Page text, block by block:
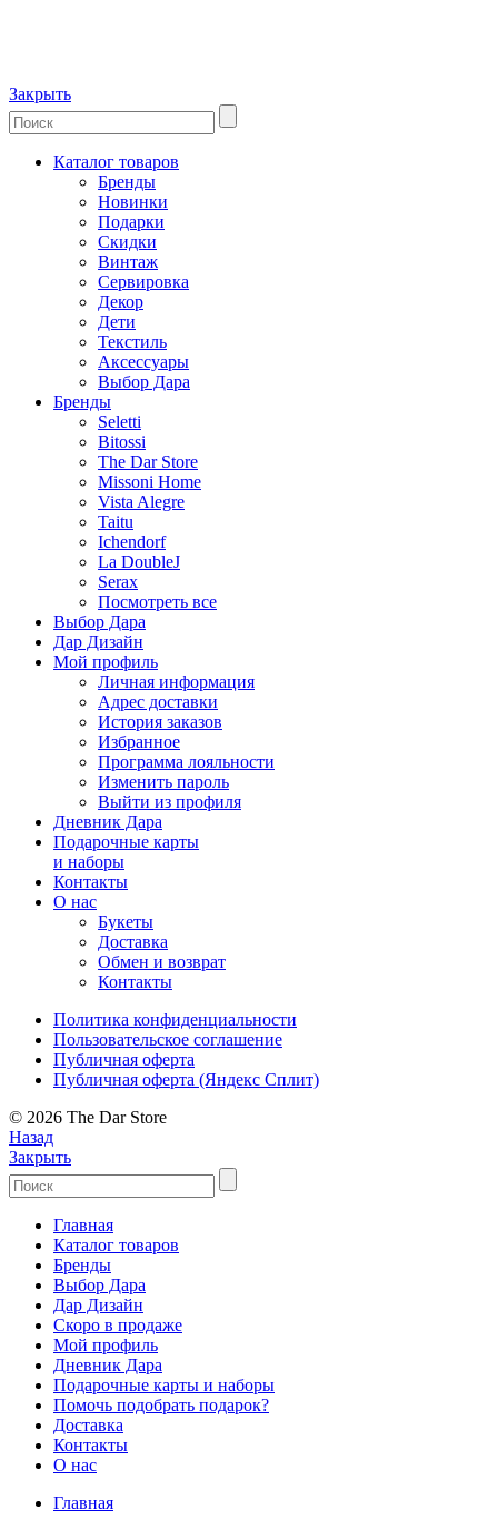
Закрыть
Каталог товаров
Бренды
Новинки
Подарки
Скидки
Винтаж
Сервировка
Декор
Дети
Текстиль
Аксессуары
Выбор Дара
Бренды
Seletti
Bitossi
The Dar Store
Missoni Home
Vista Alegre
Taitu
Ichendorf
La DoubleJ
Serax
Посмотреть все
Выбор Дара
Дар Дизайн
Мой профиль
Личная информация
Адрес доставки
История заказов
Избранное
Программа лояльности
Изменить пароль
Выйти из профиля
Дневник Дара
Подарочные карты
и наборы
Контакты
О нас
Букеты
Доставка
Обмен и возврат
Контакты
Политика конфиденциальности
Пользовательское соглашение
Публичная оферта
Публичная оферта (Яндекс Сплит)
© 2026 The Dar Store
Назад
Закрыть
Главная
Каталог товаров
Бренды
Выбор Дара
Дар Дизайн
Скоро в продаже
Мой профиль
Дневник Дара
Подарочные карты и наборы
Помочь подобрать подарок?
Доставка
Контакты
О нас
Главная